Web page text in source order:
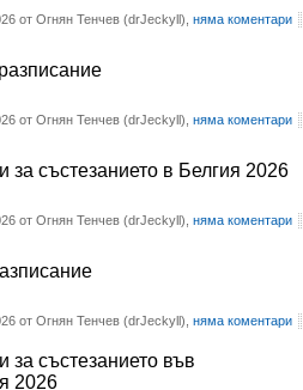
от Огнян Тенчев (drJeckyll), няма коментари
от Огнян Тенчев (drJeckyll), няма коментари
за състезанието в Белгия 2026
от Огнян Тенчев (drJeckyll), няма коментари
от Огнян Тенчев (drJeckyll), няма коментари
за състезанието във
2026